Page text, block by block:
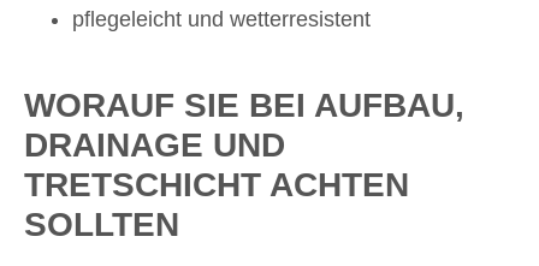
pflegeleicht und wetterresistent
WORAUF SIE BEI AUFBAU,
DRAINAGE UND
TRETSCHICHT ACHTEN
SOLLTEN